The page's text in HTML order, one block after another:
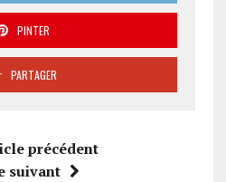
PINTER
PARTAGER
précédent
suivant